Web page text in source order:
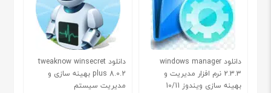
دانلود windows manager
2.3.3 نرم افزار مدیریت و
بهینه سازی ویندوز 10/11
دانلود tweaknow winsecret
plus 8.0.2 بهینه سازی و
مدیریت سیستم